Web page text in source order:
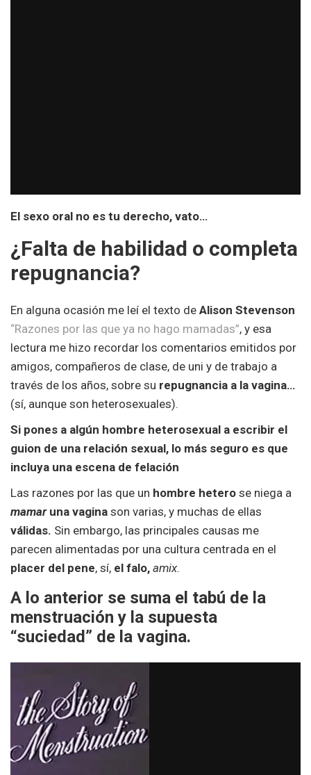
El sexo oral no es tu derecho, vato…
¿Falta de habilidad o completa
repugnancia?
En alguna ocasión me leí el texto de Alison Stevenson
“Razones por las que ya no hago mamadas”, y esa
lectura me hizo recordar los comentarios emitidos por
amigos, compañeros de clase, de uni y de trabajo a
través de los años, sobre su repugnancia a la vagina…
(sí, aunque son heterosexuales).
Si pones a algún hombre heterosexual a escribir el
guion de una relación sexual, lo más seguro es que
incluya una escena de felación
Las razones por las que un hombre hetero se niega a
mamaruna vagina son varias, y muchas de ellas
válidas. Sin embargo, las principales causas me
parecen alimentadas por una cultura centrada en el
placer del pene, sí, el falo, amix.
A lo anterior se suma el tabú de la
menstruación y la supuesta
“suciedad” de la vagina.